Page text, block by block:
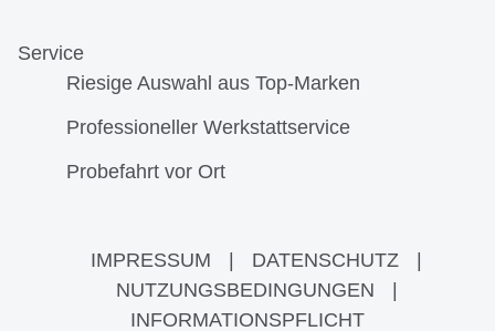
Service
Riesige Auswahl aus Top-Marken
Professioneller Werkstattservice
Probefahrt vor Ort
IMPRESSUM DATENSCHUTZ
NUTZUNGSBEDINGUNGEN
INFORMATIONSPFLICHT